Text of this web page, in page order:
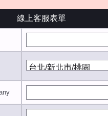
線上客服表單